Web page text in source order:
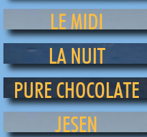
LE MIDI
LA NUIT
PURE CHOCOLATE
JESEN